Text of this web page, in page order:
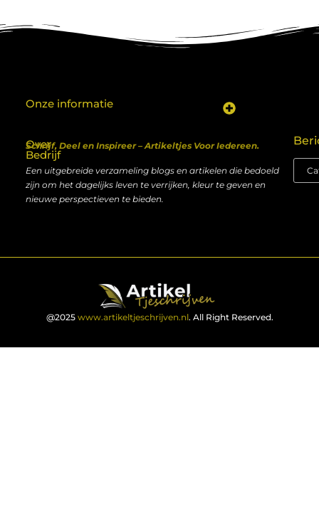
Over
Bedrijf
Schrijf, Deel en Inspireer – Artikeltjes Voor Iedereen.
Een uitgebreide verzameling blogs en artikelen die bedoeld
zijn om het dagelijks leven te verrijken, kleur te geven en
nieuwe perspectieven te bieden.
Onze informatie
@2025 www.artikeltjeschrijven.nl. All Right Reserved.